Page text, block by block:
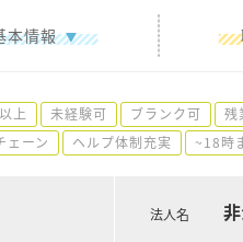
本情報
上 未経験可 ブランク可 残
ェーン ヘルプ体制充実 ~18時
法人名